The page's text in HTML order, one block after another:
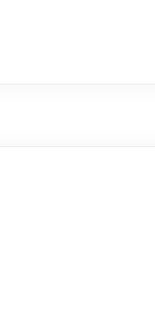
システム科学域 知識情報